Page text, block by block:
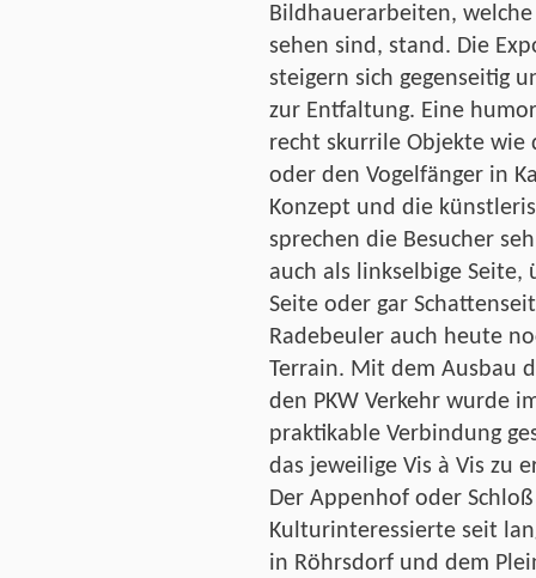
Bildhauerarbeiten,
sehen sind, stand. Die
steigern sich gegenseitig
zur Entfaltung. Eine
recht skurrile Objekte wie
oder den Vogelfänger in
Konzept und die
sprechen die Besucher
auch als linkselbige
Seite oder gar
Radebeuler auch heute
Terrain. Mit dem Ausbau
den PKW Verkehr wurde
praktikable Verbindung
das jeweilige Vis à Vis zu
Der Appenhof oder
Kulturinteressierte seit
in Röhrsdorf und dem